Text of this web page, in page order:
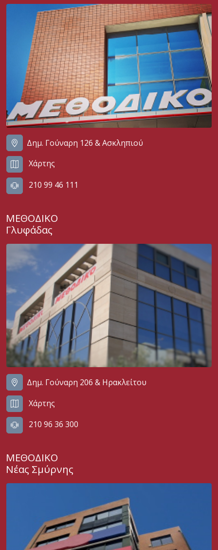
Δημ. Γούναρη 126 & Ασκληπιού
Χάρτης
210 99 46 111
ΜΕΘΟΔΙΚΟ
Γλυφάδας
Δημ. Γούναρη 206 & Ηρακλείτου
Χάρτης
210 96 36 300
ΜΕΘΟΔΙΚΟ
Νέας Σμύρνης